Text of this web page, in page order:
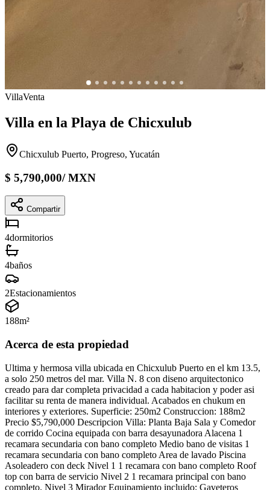
VillaVenta
Villa en la Playa de Chicxulub
Chicxulub Puerto, Progreso, Yucatán
$ 5,790,000/MXN
Compartir
4dormitorios
4baños
2Estacionamientos
188m²
Acerca de esta propiedad
Ultima y hermosa villa ubicada en Chicxulub Puerto en el km 13.5,
a solo 250 metros del mar. Villa N. 8 con diseno arquitectonico
creado para dar completa privacidad a cada habitacion y poder asi
facilitar su renta de manera individual. Acabados en chukum en
interiores y exteriores. Superficie: 250m2 Construccion: 188m2
Precio $5,790,000 Descripcion Villa: Planta Baja Sala y Comedor
de corrido Cocina equipada con barra desayunadora Alacena 1
recamara secundaria con bano completo Medio bano de visitas 1
recamara secundaria con bano completo Area de lavado Piscina
Asoleadero con deck Nivel 1 1 recamara con bano completo Roof
top con barra de servicio Nivel 2 1 recamara principal con bano
completo. Nivel 3 Mirador Equipamiento incluido: Gaveteros